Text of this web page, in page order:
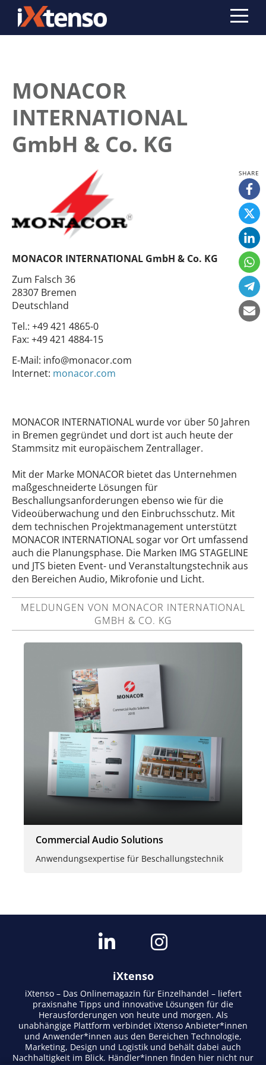
MONACOR
INTERNATIONAL
GmbH & Co. KG
MONACOR INTERNATIONAL GmbH & Co. KG
Zum Falsch 36
28307 Bremen
Deutschland
Tel.: +49 421 4865-0
Fax: +49 421 4884-15
E-Mail: info@monacor.com
Internet: monacor.com
MONACOR INTERNATIONAL wurde vor über 50 Jahren
in Bremen gegründet und dort ist auch heute der
Stammsitz mit europäischem Zentrallager.
Mit der Marke MONACOR bietet das Unternehmen
maßgeschneiderte Lösungen für
Beschallungsanforderungen ebenso wie für die
Videoüberwachung und den Einbruchsschutz. Mit
dem technischen Projektmanagement unterstützt
MONACOR INTERNATIONAL sogar vor Ort umfassend
auch die Planungsphase. Die Marken IMG STAGELINE
und JTS bieten Event- und Veranstaltungstechnik aus
den Bereichen Audio, Mikrofonie und Licht.
MELDUNGEN VON MONACOR INTERNATIONAL
GMBH & CO. KG
Commercial Audio Solutions
Anwendungsexpertise für Beschallungstechnik
iXtenso
iXtenso – Das Onlinemagazin für Einzelhandel – liefert
praxisnahe Tipps und innovative Lösungen für die
Herausforderungen von heute und morgen. Als
unabhängige Plattform verbindet iXtenso Anbieter*innen
und Anwender*innen aus den Bereichen Technologie,
Marketing, Design und Logistik und behält dabei auch
Nachhaltigkeit im Blick. Händler*innen finden hier nicht nur